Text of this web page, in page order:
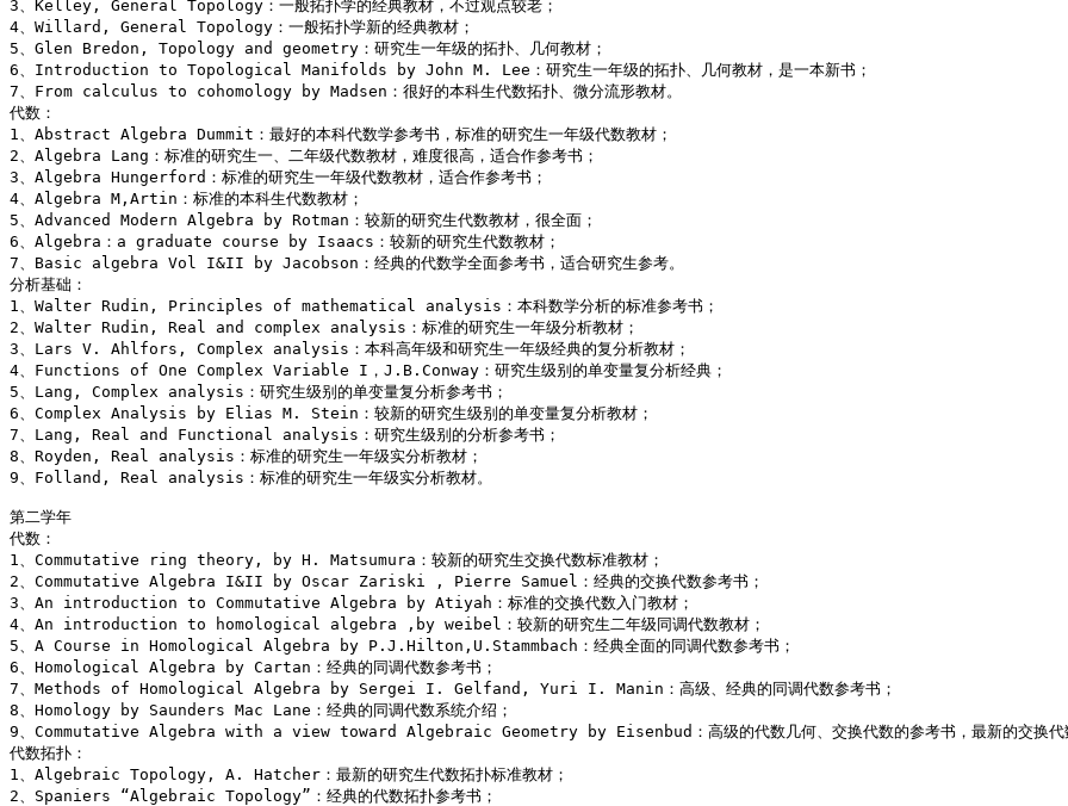
3、Kelley, General Topology：一般拓扑学的经典教材，不过观点较老；
4、Willard, General Topology：一般拓扑学新的经典教材；
5、Glen Bredon, Topology and geometry：研究生一年级的拓扑、几何教材；
6、Introduction to Topological Manifolds by John M. Lee：研究生一年级的拓扑、几何教材，是一本新书；
7、From calculus to cohomology by Madsen：很好的本科生代数拓扑、微分流形教材。
代数：
1、Abstract Algebra Dummit：最好的本科代数学参考书，标准的研究生一年级代数教材；
2、Algebra Lang：标准的研究生一、二年级代数教材，难度很高，适合作参考书；
3、Algebra Hungerford：标准的研究生一年级代数教材，适合作参考书；
4、Algebra M,Artin：标准的本科生代数教材；
5、Advanced Modern Algebra by Rotman：较新的研究生代数教材，很全面；
6、Algebra：a graduate course by Isaacs：较新的研究生代数教材；
7、Basic algebra Vol I&II by Jacobson：经典的代数学全面参考书，适合研究生参考。
分析基础：
1、Walter Rudin, Principles of mathematical analysis：本科数学分析的标准参考书；
2、Walter Rudin, Real and complex analysis：标准的研究生一年级分析教材；
3、Lars V. Ahlfors, Complex analysis：本科高年级和研究生一年级经典的复分析教材；
4、Functions of One Complex Variable I，J.B.Conway：研究生级别的单变量复分析经典；
5、Lang, Complex analysis：研究生级别的单变量复分析参考书；
6、Complex Analysis by Elias M. Stein：较新的研究生级别的单变量复分析教材；
7、Lang, Real and Functional analysis：研究生级别的分析参考书；
8、Royden, Real analysis：标准的研究生一年级实分析教材；
9、Folland, Real analysis：标准的研究生一年级实分析教材。
第二学年
代数：
1、Commutative ring theory, by H. Matsumura：较新的研究生交换代数标准教材；
2、Commutative Algebra I&II by Oscar Zariski , Pierre Samuel：经典的交换代数参考书；
3、An introduction to Commutative Algebra by Atiyah：标准的交换代数入门教材；
4、An introduction to homological algebra ,by weibel：较新的研究生二年级同调代数教材；
5、A Course in Homological Algebra by P.J.Hilton,U.Stammbach：经典全面的同调代数参考书；
6、Homological Algebra by Cartan：经典的同调代数参考书；
7、Methods of Homological Algebra by Sergei I. Gelfand, Yuri I. Manin：高级、经典的同调代数参考书；
8、Homology by Saunders Mac Lane：经典的同调代数系统介绍；
9、Commutative Algebra with a view toward Algebraic Geometry by Eisenbud：高级的代数几何、交换代数的参考书，最新的交换代
代数拓扑：
1、Algebraic Topology, A. Hatcher：最新的研究生代数拓扑标准教材；
2、Spaniers “Algebraic Topology”：经典的代数拓扑参考书；